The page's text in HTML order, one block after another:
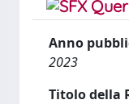
Anno
2023
Titolo della